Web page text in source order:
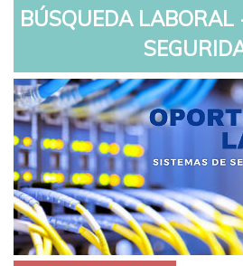
BÚSQUEDA LABORAL